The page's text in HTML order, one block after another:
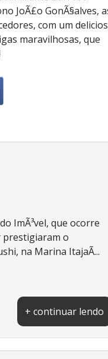
JoÃ£o GonÃ§alves,
com um
maravilhosas, que
ImÃ³vel, que ocorre
prestigiaram o
na Marina ItajaÃ­...
+ continuar lendo